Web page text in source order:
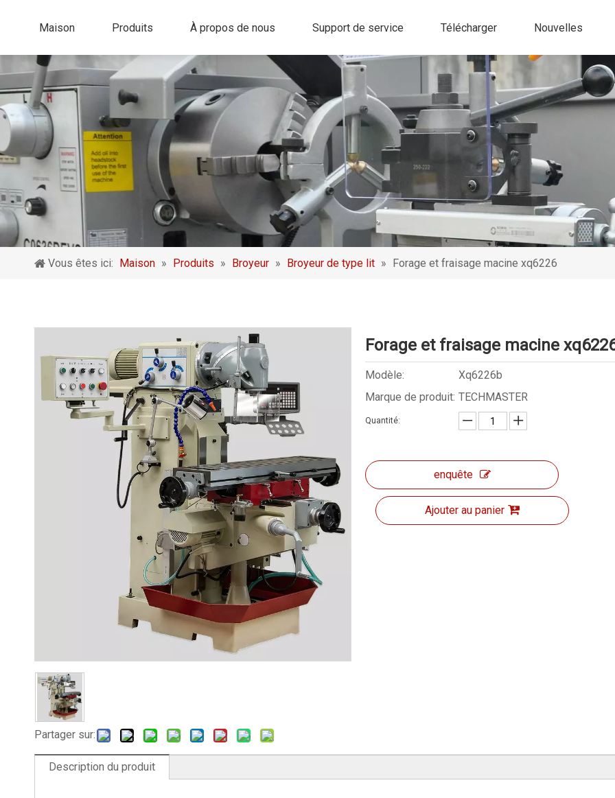
Maison Produits À propos de nous Support de service Télécharger Nouvelles
Vous êtes ici: Maison » Produits » Broyeur » Broyeur de type lit » Forage et fraisage macine xq6226
Partager sur:
Forage et fraisage macine
Modèle:
Xq6226b
Marque de produit: TECHMASTER
Quantité:
enquête
Ajouter au panier
Description du produit